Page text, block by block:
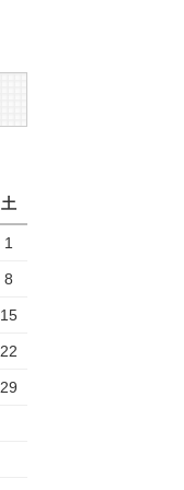
土
1
8
15
22
29